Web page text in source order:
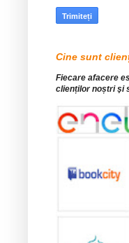
Cine sunt
Fiecare afacere
clienților noștri şi